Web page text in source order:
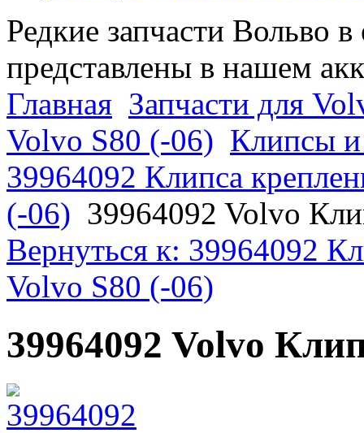
Редкие запчасти Вольво
представлены в нашем
Главная Запчасти для
Volvo S80 (-06) Клипсы и
39964092 Клипса
(-06) 39964092 Volvo
Вернуться к: 39964092
Volvo S80 (-06)
39964092 Volvo